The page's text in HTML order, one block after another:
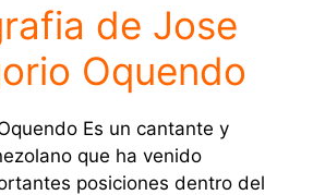
de Jose
Oquendo
Es un cantante y
que ha venido
posiciones dentro del